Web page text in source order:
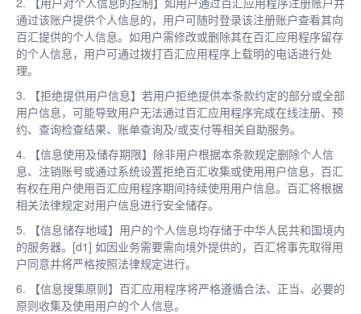
通过该账户提供个人信息的，用户可随时登录该注册账户查看其向
百汇提供的个人信息。如用户需修改或删除其在百汇应用程序留存
的个人信息，用户可通过拨打百汇应用程序上载明的电话进行处
理。
3. 【拒绝提供用户信息】若用户拒绝提供本条款约定的部分或全部
用户信息，可能导致用户无法通过百汇应用程序完成在线注册、预
约、查询检查结果、账单查询及/或支付等相关自助服务。
4. 【信息使用及储存期限】除非用户根据本条款规定删除个人信
息、注销账号或通过系统设置拒绝百汇收集或使用用户信息，百汇
有权在用户使用百汇应用程序期间持续使用用户信息。百汇将根据
相关法律规定对用户信息进行安全储存。
5. 【信息储存地域】用户的个人信息均存储于中华人民共和国境内
的服务器。[d1] 如因业务需要需向境外提供的，百汇将事先取得用
户同意并将严格按照法律规定进行。
6. 【信息搜集原则】百汇应用程序将严格遵循合法、正当、必要的
原则收集及使用用户的个人信息。